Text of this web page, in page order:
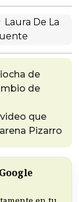
Laura De La
de
de
que
Pizarro